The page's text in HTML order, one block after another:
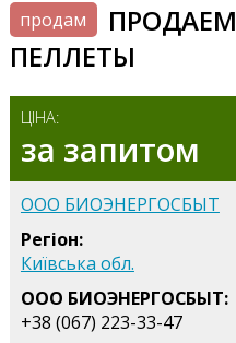
продам
ПРОДАЕМ
ПЕЛЛЕТЫ
ЦІНА:
за запитом
ООО БИОЭНЕРГОСБЫТ
Регіон:
Київська обл.
ООО БИОЭНЕРГОСБЫТ:
+38 (067) 223-33-47